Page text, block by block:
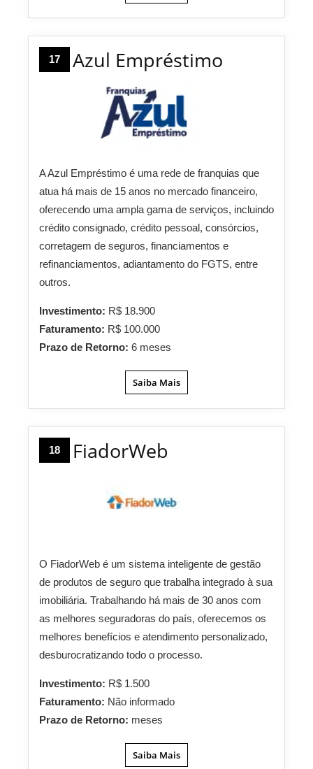
17 Azul Empréstimo
A Azul Empréstimo é uma rede de franquias que
atua há mais de 15 anos no mercado financeiro,
oferecendo uma ampla gama de serviços, incluindo
crédito consignado, crédito pessoal, consórcios,
corretagem de seguros, financiamentos e
refinanciamentos, adiantamento do FGTS, entre
outros.
Investimento: R$ 18.900
Faturamento: R$ 100.000
Prazo de Retorno: 6 meses
Saiba Mais
18 FiadorWeb
O FiadorWeb é um sistema inteligente de gestão
de produtos de seguro que trabalha integrado à sua
imobiliária. Trabalhando há mais de 30 anos com
as melhores seguradoras do país, oferecemos os
melhores benefícios e atendimento personalizado,
desburocratizando todo o processo.
Investimento: R$ 1.500
Faturamento: Não informado
Prazo de Retorno: meses
Saiba Mais